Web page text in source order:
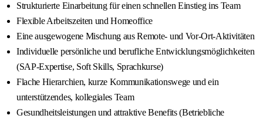
Strukturierte Einarbeitung für einen schnellen Einstieg ins Team
Flexible Arbeitszeiten und Homeoffice
Eine ausgewogene Mischung aus Remote- und Vor-Ort-Aktivitäten
Individuelle persönliche und berufliche Entwicklungsmöglichkeiten
(SAP-Expertise, Soft Skills, Sprachkurse)
Flache Hierarchien, kurze Kommunikationswege und ein
unterstützendes, kollegiales Team
Gesundheitsleistungen und attraktive Benefits (Betriebliche